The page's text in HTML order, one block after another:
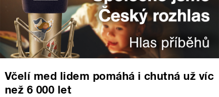
Včelí med lidem pomáhá i chutná už víc
než 6 000 let